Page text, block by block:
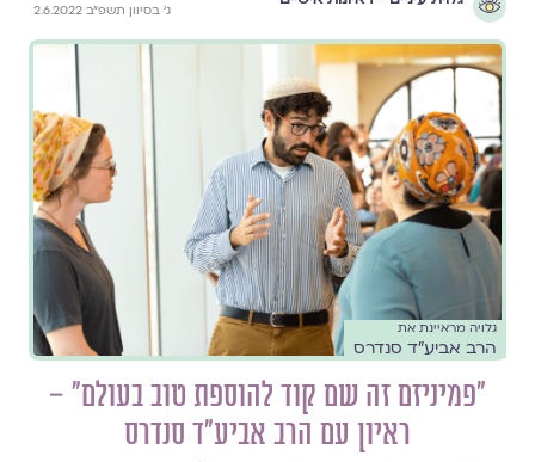
ג׳ בסיוון תשפ״ב 2.6.2022
גלויה מראיינת את
הרב אביע״ד סנדרס
״פמיניזם זה שם קוד להוספת טוב בעולם״ –
ראיון עם הרב אביע"ד סנדרס